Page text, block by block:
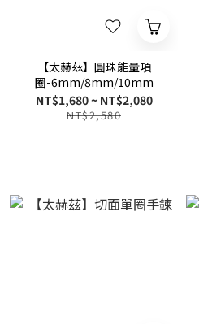
【太赫茲】圓珠能量項
圈-6mm/8mm/10mm
NT$1,680 ~ NT$2,080
NT$2,580